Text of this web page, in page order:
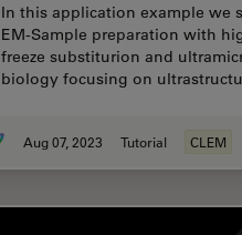
In this application example we
EM-Sample preparation with
freeze substiturion and
biology focusing on
Aug 07, 2023 Tutorial CLEM